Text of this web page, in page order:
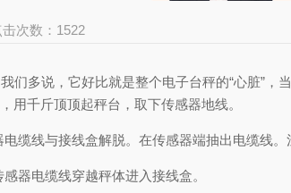
击次数：1522
说，它好比就是整个电子台秤的“心脏”，
千斤顶顶起秤台，取下传感器地线。
线与接线盒解脱。在传感器端抽出电缆线。
电缆线穿越秤体进入接线盒。